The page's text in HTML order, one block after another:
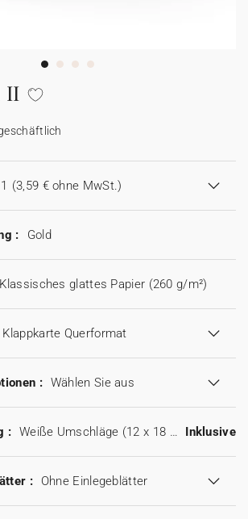
II
1 (3,59 € ohne MwSt.)
: Gold
Klassisches glattes Papier (260 g/m²)
Klappkarte Querformat
: Wählen Sie aus
: Weiße Umschläge (12 x 18 cm) Inklusive
: Ohne Einlegeblätter